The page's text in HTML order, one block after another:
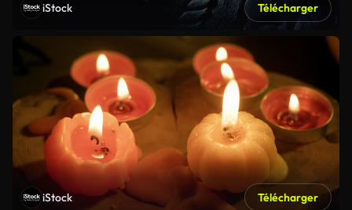
iStock Télécharger
iStock Télécharger